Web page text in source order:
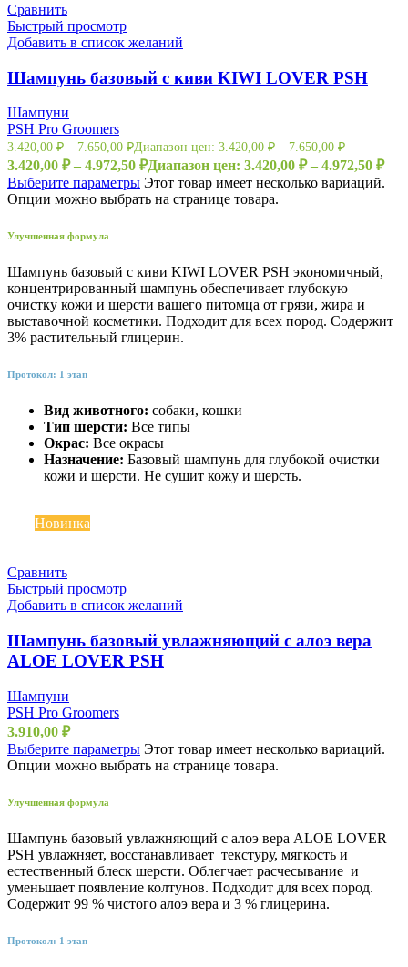
Сравнить
Быстрый просмотр
Добавить в список желаний
Шампунь базовый с киви KIWI LOVER PSH
Шампуни
PSH Pro Groomers
3.420,00₽ – 7.650,00₽Диапазон цен: 3.420,00 ₽ – 7.650,00 ₽
3.420,00 ₽ – 4.972,50 ₽Диапазон цен: 3.420,00 ₽ – 4.972,50 ₽
Выберите параметры Этот товар имеет несколько вариаций.
Опции можно выбрать на странице товара.
Улучшенная формула
Шампунь базовый с киви KIWI LOVER PSH экономичный,
концентрированный шампунь обеспечивает глубокую
очистку кожи и шерсти вашего питомца от грязи, жира и
выставочной косметики. Подходит для всех пород. Содержит
3% растительный глицерин.
Протокол: 1 этап
Вид животного: собаки, кошки
Тип шерсти: Все типы
Окрас: Все окрасы
Назначение: Базовый шампунь для глубокой очистки
кожи и шерсти. Не сушит кожу и шерсть.
Новинка
Сравнить
Быстрый просмотр
Добавить в список желаний
Шампунь базовый увлажняющий с алоэ вера
ALOE LOVER PSH
Шампуни
PSH Pro Groomers
3.910,00 ₽
Выберите параметры Этот товар имеет несколько вариаций.
Опции можно выбрать на странице товара.
Улучшенная формула
Шампунь базовый увлажняющий с алоэ вера ALOE LOVER
PSH увлажняет, восстанавливает текстуру, мягкость и
естественный блеск шерсти. Облегчает расчесывание и
уменьшает появление колтунов. Подходит для всех пород.
Содержит 99 % чистого алоэ вера и 3 % глицерина.
Протокол: 1 этап